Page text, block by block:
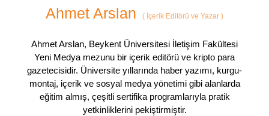
Ahmet Arslan ( İçerik Editörü ve Yazar )
Ahmet Arslan, Beykent Üniversitesi İletişim Fakültesi
Yeni Medya mezunu bir içerik editörü ve kripto para
gazetecisidir. Üniversite yıllarında haber yazımı, kurgu-
montaj, içerik ve sosyal medya yönetimi gibi alanlarda
eğitim almış, çeşitli sertifika programlarıyla pratik
yetkinliklerini pekiştirmiştir.